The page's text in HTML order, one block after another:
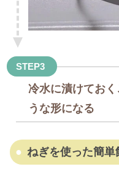
STEP3
冷水に漬けてお
うな形になる
ねぎを使った簡